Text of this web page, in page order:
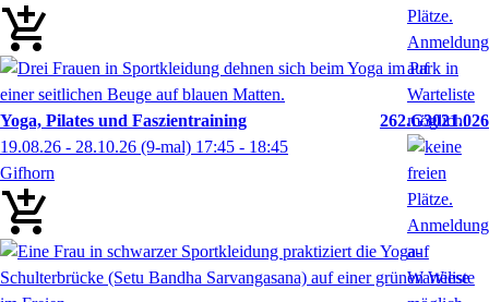
Yoga, Pilates und Faszientraining
262.G3021.026
19.08.26 - 28.10.26 (9-mal) 17:45 - 18:45
Gifhorn